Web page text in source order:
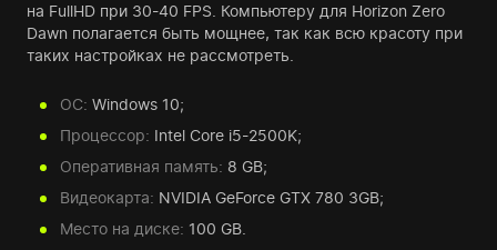
на FullHD при 30-40 FPS. Компьютеру для Horizon Zero
Dawn полагается быть мощнее, так как всю красоту при
таких настройках не рассмотреть.
ОС: Windows 10;
Процессор: Intel Core i5-2500K;
Оперативная память: 8 GB;
Видеокарта: NVIDIA GeForce GTX 780 3GB;
Место на диске: 100 GB.